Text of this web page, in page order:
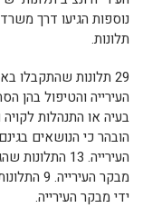
תלונות.
29 תלונות שהתקבלו
בעיה או התנהלות
הובהר כי הנושאים
העירייה. 13
מבקר
ידי מבקר העירייה.